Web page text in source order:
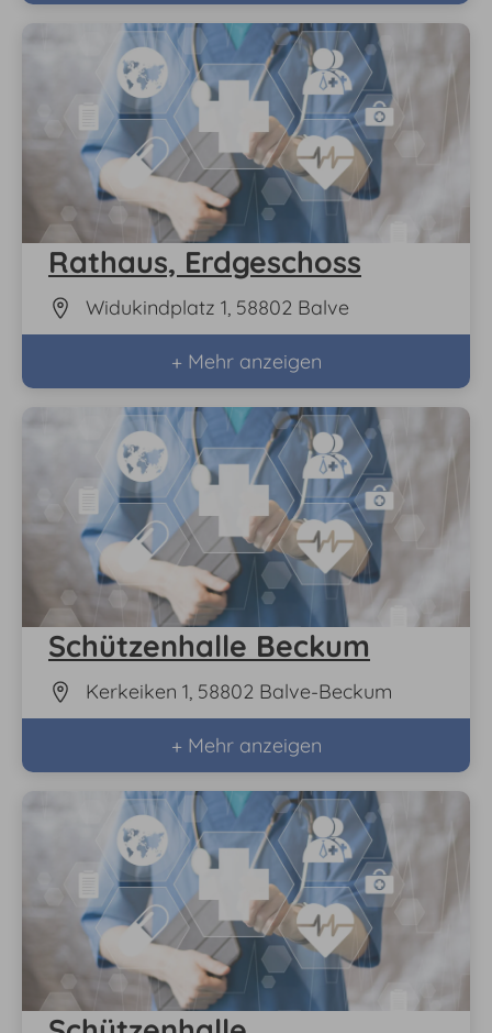
Rathaus, Erdgeschoss
Widukindplatz 1, 58802 Balve
+ Mehr anzeigen
Schützenhalle Beckum
Kerkeiken 1, 58802 Balve-Beckum
+ Mehr anzeigen